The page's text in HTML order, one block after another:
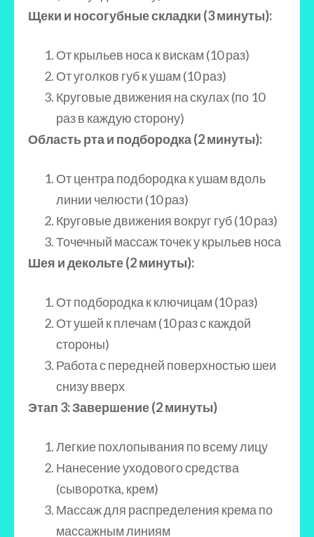
Щеки и носогубные складки (3 минуты):
От крыльев носа к вискам (10 раз)
От уголков губ к ушам (10 раз)
Круговые движения на скулах (по 10
раз в каждую сторону)
Область рта и подбородка (2 минуты):
От центра подбородка к ушам вдоль
линии челюсти (10 раз)
Круговые движения вокруг губ (10 раз)
Точечный массаж точек у крыльев носа
Шея и декольте (2 минуты):
От подбородка к ключицам (10 раз)
От ушей к плечам (10 раз с каждой
стороны)
Работа с передней поверхностью шеи
снизу вверх
Этап 3: Завершение (2 минуты)
Легкие похлопывания по всему лицу
Нанесение уходового средства
(сыворотка, крем)
Массаж для распределения крема по
массажным линиям